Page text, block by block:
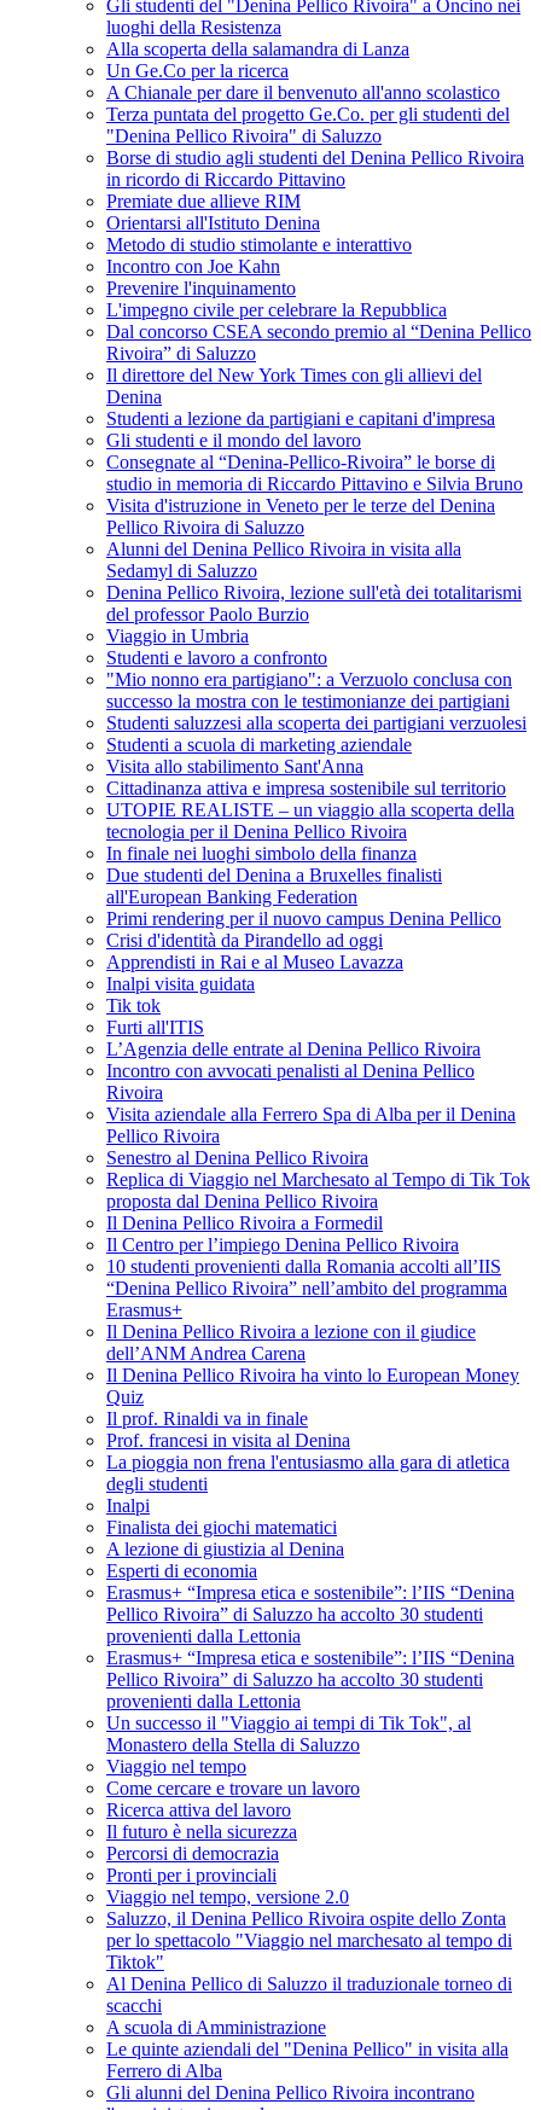
Gli studenti del "Denina Pellico Rivoira" a Oncino nei
luoghi della Resistenza
Alla scoperta della salamandra di Lanza
Un Ge.Co per la ricerca
A Chianale per dare il benvenuto all'anno scolastico
Terza puntata del progetto Ge.Co. per gli studenti del
"Denina Pellico Rivoira" di Saluzzo
Borse di studio agli studenti del Denina Pellico Rivoira
in ricordo di Riccardo Pittavino
Premiate due allieve RIM
Orientarsi all'Istituto Denina
Metodo di studio stimolante e interattivo
Incontro con Joe Kahn
Prevenire l'inquinamento
L'impegno civile per celebrare la Repubblica
Dal concorso CSEA secondo premio al “Denina Pellico
Rivoira” di Saluzzo
Il direttore del New York Times con gli allievi del
Denina
Studenti a lezione da partigiani e capitani d'impresa
Gli studenti e il mondo del lavoro
Consegnate al “Denina-Pellico-Rivoira” le borse di
studio in memoria di Riccardo Pittavino e Silvia Bruno
Visita d'istruzione in Veneto per le terze del Denina
Pellico Rivoira di Saluzzo
Alunni del Denina Pellico Rivoira in visita alla
Sedamyl di Saluzzo
Denina Pellico Rivoira, lezione sull'età dei totalitarismi
del professor Paolo Burzio
Viaggio in Umbria
Studenti e lavoro a confronto
"Mio nonno era partigiano": a Verzuolo conclusa con
successo la mostra con le testimonianze dei partigiani
Studenti saluzzesi alla scoperta dei partigiani verzuolesi
Studenti a scuola di marketing aziendale
Visita allo stabilimento Sant'Anna
Cittadinanza attiva e impresa sostenibile sul territorio
UTOPIE REALISTE – un viaggio alla scoperta della
tecnologia per il Denina Pellico Rivoira
In finale nei luoghi simbolo della finanza
Due studenti del Denina a Bruxelles finalisti
all'European Banking Federation
Primi rendering per il nuovo campus Denina Pellico
Crisi d'identità da Pirandello ad oggi
Apprendisti in Rai e al Museo Lavazza
Inalpi visita guidata
Tik tok
Furti all'ITIS
L’Agenzia delle entrate al Denina Pellico Rivoira
Incontro con avvocati penalisti al Denina Pellico
Rivoira
Visita aziendale alla Ferrero Spa di Alba per il Denina
Pellico Rivoira
Senestro al Denina Pellico Rivoira
Replica di Viaggio nel Marchesato al Tempo di Tik Tok
proposta dal Denina Pellico Rivoira
Il Denina Pellico Rivoira a Formedil
Il Centro per l’impiego Denina Pellico Rivoira
10 studenti provenienti dalla Romania accolti all’IIS
“Denina Pellico Rivoira” nell’ambito del programma
Erasmus+
Il Denina Pellico Rivoira a lezione con il giudice
dell’ANM Andrea Carena
Il Denina Pellico Rivoira ha vinto lo European Money
Quiz
Il prof. Rinaldi va in finale
Prof. francesi in visita al Denina
La pioggia non frena l'entusiasmo alla gara di atletica
degli studenti
Inalpi
Finalista dei giochi matematici
A lezione di giustizia al Denina
Esperti di economia
Erasmus+ “Impresa etica e sostenibile”: l’IIS “Denina
Pellico Rivoira” di Saluzzo ha accolto 30 studenti
provenienti dalla Lettonia
Erasmus+ “Impresa etica e sostenibile”: l’IIS “Denina
Pellico Rivoira” di Saluzzo ha accolto 30 studenti
provenienti dalla Lettonia
Un successo il "Viaggio ai tempi di Tik Tok", al
Monastero della Stella di Saluzzo
Viaggio nel tempo
Come cercare e trovare un lavoro
Ricerca attiva del lavoro
Il futuro è nella sicurezza
Percorsi di democrazia
Pronti per i provinciali
Viaggio nel tempo, versione 2.0
Saluzzo, il Denina Pellico Rivoira ospite dello Zonta
per lo spettacolo "Viaggio nel marchesato al tempo di
Tiktok"
Al Denina Pellico di Saluzzo il traduzionale torneo di
scacchi
A scuola di Amministrazione
Le quinte aziendali del "Denina Pellico" in visita alla
Ferrero di Alba
Gli alunni del Denina Pellico Rivoira incontrano